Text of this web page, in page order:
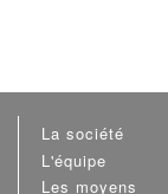
La société
L'équipe
Les moyens